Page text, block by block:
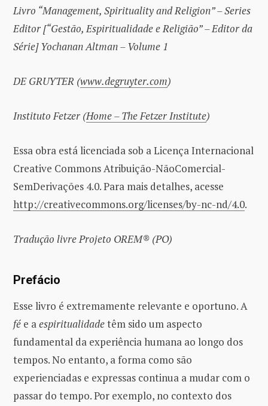
Livro “Management, Spirituality and Religion” – Series
Editor [“Gestão, Espiritualidade e Religião” – Editor da
Série] Yochanan Altman – Volume 1
DE GRUYTER (www.degruyter.com)
Instituto Fetzer (Home – The Fetzer Institute)
Essa obra está licenciada sob a Licença Internacional
Creative Commons Atribuição-NãoComercial-
SemDerivações 4.0. Para mais detalhes, acesse
http://creativecommons.org/licenses/by-nc-nd/4.0.
Tradução livre Projeto OREM® (PO)
Prefácio
Esse livro é extremamente relevante e oportuno. A
fé e aespiritualidadetêm sido um aspecto
fundamental da experiência humana ao longo dos
tempos. No entanto, a forma como são
experienciadas e expressas continua a mudar com o
passar do tempo. Por exemplo, no contexto dos